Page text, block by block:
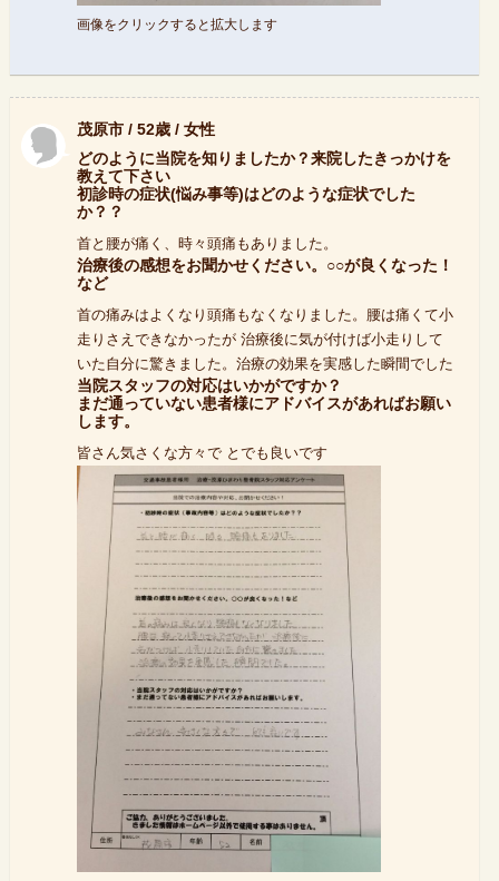
画像をクリックすると拡大します
茂原市 / 52歳 / 女性
どのように当院を知りましたか？来院したきっかけを
教えて下さい
初診時の症状(悩み事等)はどのような症状でした
か？？
首と腰が痛く、時々頭痛もありました。
治療後の感想をお聞かせください。○○が良くなった！
など
首の痛みはよくなり頭痛もなくなりました。腰は痛くて小
走りさえできなかったが 治療後に気が付けば小走りして
いた自分に驚きました。治療の効果を実感した瞬間でした
当院スタッフの対応はいかがですか？
まだ通っていない患者様にアドバイスがあればお願い
します。
皆さん気さくな方々で とでも良いです